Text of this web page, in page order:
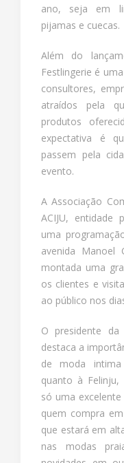
ano, seja em
pijamas e cuecas.
Além do
Festlingerie é
consultores,
atraídos pela
produtos
expectativa é
passem pela
evento.
A Associação
ACIJU, entidade
uma
avenida Manoel
montada uma
os clientes e
ao público nos
O presidente da
destaca a
de moda intima
quanto à Felinju,
só uma
quem compra
que estará em
nas modas